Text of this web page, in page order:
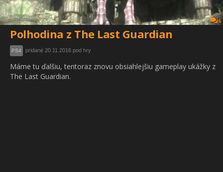
6
Polhodina z The Last Guardian
PS4 pridané 20.11.2016 pod hry
Máme tu ďalšiu, tentoraz znovu obsiahlejšiu gameplay ukážky z
The Last Guardian.